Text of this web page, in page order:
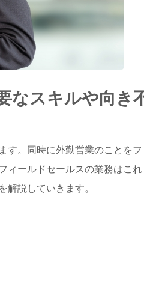
スキルや向き
す。同時に外勤営業のことを
ィールドセールスの業務はこ
説していきます。